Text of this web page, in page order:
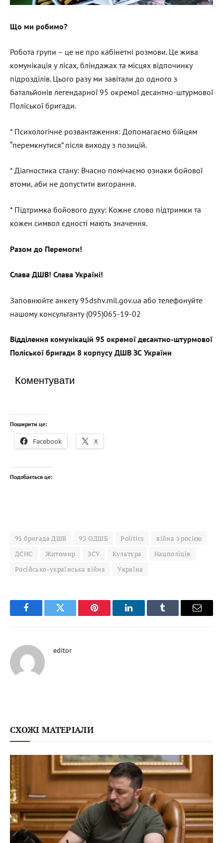
Що ми робимо?
Робота групи – це не про кабінетні розмови. Це жива
комунікація у лісах, бліндажах та місцях відпочинку
підрозділів. Цього разу ми завітали до одного з
батальйонів легендарної 95 окремої десантно-штурмової
Поліської бригади.
* Психологічне розвантаження: Допомагаємо бійцям
“перемкнутися” після виходу з позицій.
* Діагностика стану: Вчасно помічаємо ознаки бойової
втоми, аби не допустити вигорання.
* Підтримка бойового духу: Кожне слово підтримки та
кожен символ єдності мають значення.
Разом до Перемоги!
Слава ДШВ! Слава Україні!
Заповнюйте анкету 95dshv.mil.gov.ua або телефонуйте
нашому консультанту (095)065-19-02
Відділення комунікацій 95 окремої десантно-штурмової
Поліської бригади 8 корпусу ДШВ ЗС України
Коментувати
Поширити це:
Facebook X
Подобається це:
95 бригада ДШВ 95 ОДШБ Politics
війна з росією
ДСНС
Житомир ЗСУ Культура
Нацполіція
Російсько-українська війна
Україна
FacebookTwitter Pinterest LinkedInTumblr Email
editor
СХОЖІ МАТЕРІАЛИ